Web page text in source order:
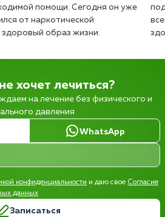
помощи. Сегодня он уже
от наркотической
здоровый образ жизни.
хочет лечиться?
на лечение без физического и
давления
WhatsApp
конфиденциальности и даю свое Согласие
данных
Записаться